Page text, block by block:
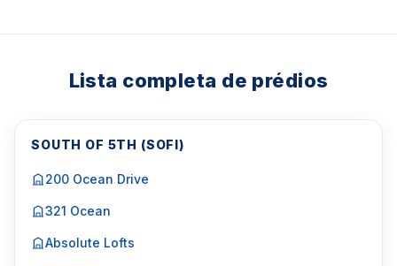
Lista completa de prédios
SOUTH OF 5TH (SOFI)
200 Ocean Drive
321 Ocean
Absolute Lofts